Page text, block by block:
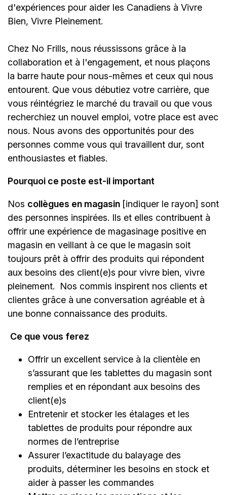
d'expériences pour aider les Canadiens à Vivre
Bien, Vivre Pleinement.
Chez No Frills, nous réussissons grâce à la
collaboration et à l'engagement, et nous plaçons
la barre haute pour nous-mêmes et ceux qui nous
entourent. Que vous débutiez votre carrière, que
vous réintégriez le marché du travail ou que vous
recherchiez un nouvel emploi, votre place est avec
nous. Nous avons des opportunités pour des
personnes comme vous qui travaillent dur, sont
enthousiastes et fiables.
Pourquoi ce poste est-il important
Nos collègues en magasin [indiquer le rayon] sont
des personnes inspirées. Ils et elles contribuent à
offrir une expérience de magasinage positive en
magasin en veillant à ce que le magasin soit
toujours prêt à offrir des produits qui répondent
aux besoins des client(e)s pour vivre bien, vivre
pleinement. Nos commis inspirent nos clients et
clientes grâce à une conversation agréable et à
une bonne connaissance des produits.
Ce que vous ferez
Offrir un excellent service à la clientèle en
s’assurant que les tablettes du magasin sont
remplies et en répondant aux besoins des
client(e)s
Entretenir et stocker les étalages et les
tablettes de produits pour répondre aux
normes de l’entreprise
Assurer l’exactitude du balayage des
produits, déterminer les besoins en stock et
aider à passer les commandes